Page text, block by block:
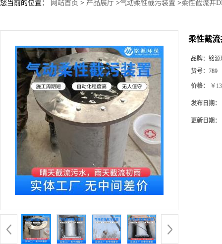
您当前的位置： 网站首页 > 产品展厅 >气动柔性截污装置 >柔性截流井
柔性截流
品牌： 铭源
货号： 789
价格： ￥
发布日期：
更新日期：